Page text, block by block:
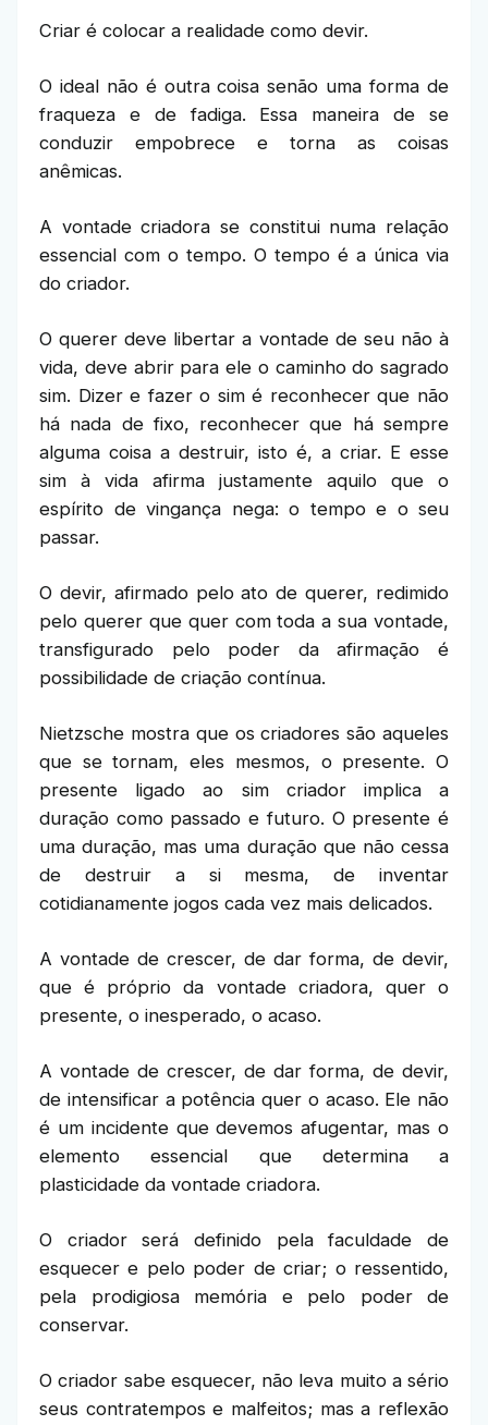
Criar é colocar a realidade como devir.
O ideal não é outra coisa senão uma forma de
fraqueza e de fadiga. Essa maneira de se
conduzir empobrece e torna as coisas
anêmicas.
A vontade criadora se constitui numa relação
essencial com o tempo. O tempo é a única via
do criador.
O querer deve libertar a vontade de seu não à
vida, deve abrir para ele o caminho do sagrado
sim. Dizer e fazer o sim é reconhecer que não
há nada de fixo, reconhecer que há sempre
alguma coisa a destruir, isto é, a criar. E esse
sim à vida afirma justamente aquilo que o
espírito de vingança nega: o tempo e o seu
passar.
O devir, afirmado pelo ato de querer, redimido
pelo querer que quer com toda a sua vontade,
transfigurado pelo poder da afirmação é
possibilidade de criação contínua.
Nietzsche mostra que os criadores são aqueles
que se tornam, eles mesmos, o presente. O
presente ligado ao sim criador implica a
duração como passado e futuro. O presente é
uma duração, mas uma duração que não cessa
de destruir a si mesma, de inventar
cotidianamente jogos cada vez mais delicados.
A vontade de crescer, de dar forma, de devir,
que é próprio da vontade criadora, quer o
presente, o inesperado, o acaso.
A vontade de crescer, de dar forma, de devir,
de intensificar a potência quer o acaso. Ele não
é um incidente que devemos afugentar, mas o
elemento essencial que determina a
plasticidade da vontade criadora.
O criador será definido pela faculdade de
esquecer e pelo poder de criar; o ressentido,
pela prodigiosa memória e pelo poder de
conservar.
O criador sabe esquecer, não leva muito a sério
seus contratempos e malfeitos; mas a reflexão